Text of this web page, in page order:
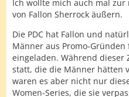
Ich wollte mich auch mal
von Fallon Sherrock äußern.
Die PDC hat Fallon und
Männer aus Promo-
eingeladen. Während dieser
statt, die die Männer hätten
waren es aber nicht nur
Women-Series, die sie